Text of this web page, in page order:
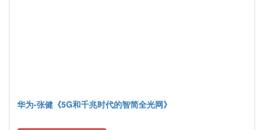
华为-张健《5G和千兆时代的智简全光网》